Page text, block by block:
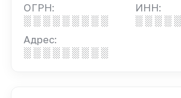
ОГРН:
░ ░ ░ ░ ░ ░ ░ ░ ░
ИНН:
░ ░ ░ ░
Адрес:
░ ░ ░ ░ ░ ░ ░ ░ ░